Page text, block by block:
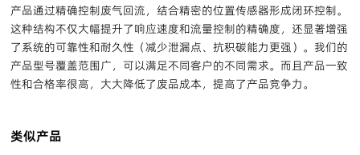
产品通过精确控制废气回流，结合精密的位置传感器形成闭环控制。
这种结构不仅大幅提升了响应速度和流量控制的精确度，还显著增强
了系统的可靠性和耐久性（减少泄漏点、抗积碳能力更强）。我们的
产品型号覆盖范围广，可以满足不同客户的不同需求。而且产品一致
性和合格率很高，大大降低了废品成本，提高了产品竞争力。
类似产品